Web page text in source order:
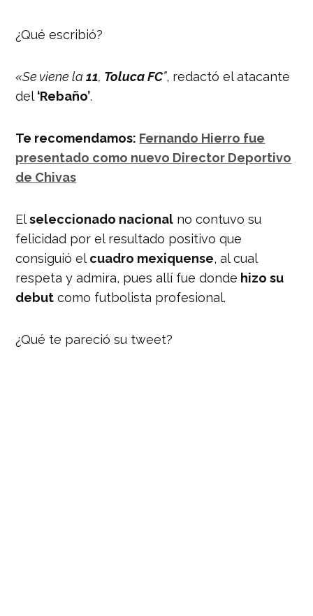
¿Qué escribió?
«Se viene la11, Toluca FC”, redactó el atacante
del ‘Rebaño’.
Te recomendamos: Fernando Hierro fue
presentado como nuevo Director Deportivo
de Chivas
Elseleccionado nacional no contuvo su
felicidad por el resultado positivo que
consiguió el cuadro mexiquense, al cual
respeta y admira, pues allí fue donde hizo su
debut como futbolista profesional.
¿Qué te pareció su tweet?